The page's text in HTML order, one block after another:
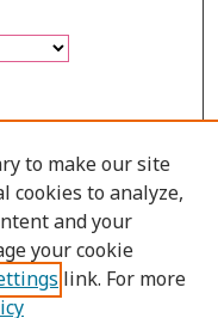
to make our site
cookies to analyze,
and your
your cookie
link. For more